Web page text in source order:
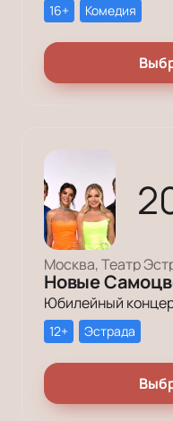
16+ Комедия
Москва, Театр
Новые
12+ Эстрада